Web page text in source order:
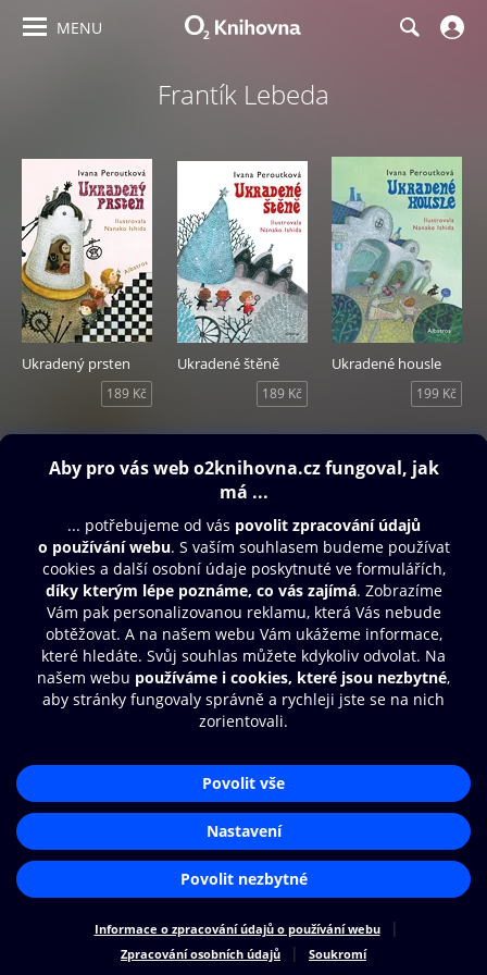
MENU
Frantík Lebeda
Ukradený prsten
189 Kč
Ukradené štěně
189 Kč
Ukradené housle
199 Kč
Obsah ke stažení
Další zábava
© O2 Czech Republic a.s.
Nákupní řád
Přístupnost
Cookies
Nastavení cookies
Aplikace O2 Knihovna
Čti a poslouchej své e-knihy a
audioknihy rychleji a pohodlněji.